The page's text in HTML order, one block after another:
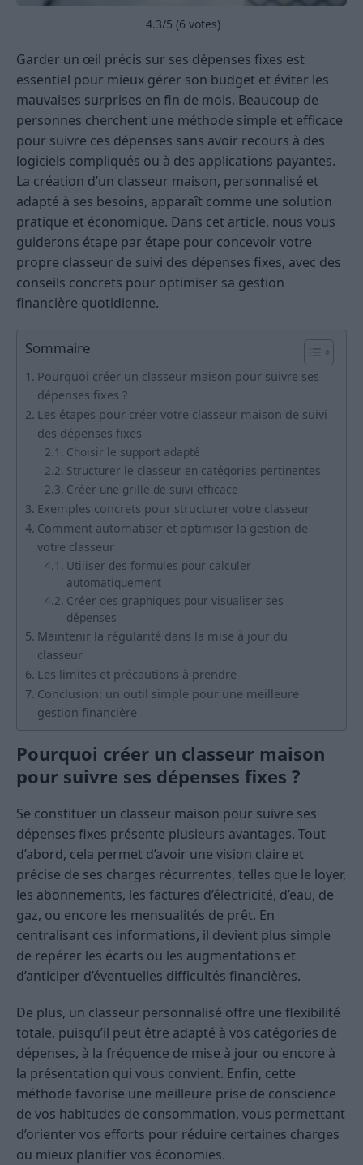
4.3/5 (6 votes)
Garder un œil précis sur ses dépenses fixes est
essentiel pour mieux gérer son budget et éviter les
mauvaises surprises en fin de mois. Beaucoup de
personnes cherchent une méthode simple et efficace
pour suivre ces dépenses sans avoir recours à des
logiciels compliqués ou à des applications payantes.
La création d’un classeur maison, personnalisé et
adapté à ses besoins, apparaît comme une solution
pratique et économique. Dans cet article, nous vous
guiderons étape par étape pour concevoir votre
propre classeur de suivi des dépenses fixes, avec des
conseils concrets pour optimiser sa gestion
financière quotidienne.
Sommaire
Pourquoi créer un classeur maison pour suivre ses
dépenses fixes ?
Les étapes pour créer votre classeur maison de suivi
des dépenses fixes
Choisir le support adapté
Structurer le classeur en catégories pertinentes
Créer une grille de suivi efficace
Exemples concrets pour structurer votre classeur
Comment automatiser et optimiser la gestion de
votre classeur
Utiliser des formules pour calculer
automatiquement
Créer des graphiques pour visualiser ses
dépenses
Maintenir la régularité dans la mise à jour du
classeur
Les limites et précautions à prendre
Conclusion: un outil simple pour une meilleure
gestion financière
Pourquoi créer un classeur maison
pour suivre ses dépenses fixes ?
Se constituer un classeur maison pour suivre ses
dépenses fixes présente plusieurs avantages. Tout
d’abord, cela permet d’avoir une vision claire et
précise de ses charges récurrentes, telles que le loyer,
les abonnements, les factures d’électricité, d’eau, de
gaz, ou encore les mensualités de prêt. En
centralisant ces informations, il devient plus simple
de repérer les écarts ou les augmentations et
d’anticiper d’éventuelles difficultés financières.
De plus, un classeur personnalisé offre une flexibilité
totale, puisqu’il peut être adapté à vos catégories de
dépenses, à la fréquence de mise à jour ou encore à
la présentation qui vous convient. Enfin, cette
méthode favorise une meilleure prise de conscience
de vos habitudes de consommation, vous permettant
d’orienter vos efforts pour réduire certaines charges
ou mieux planifier vos économies.